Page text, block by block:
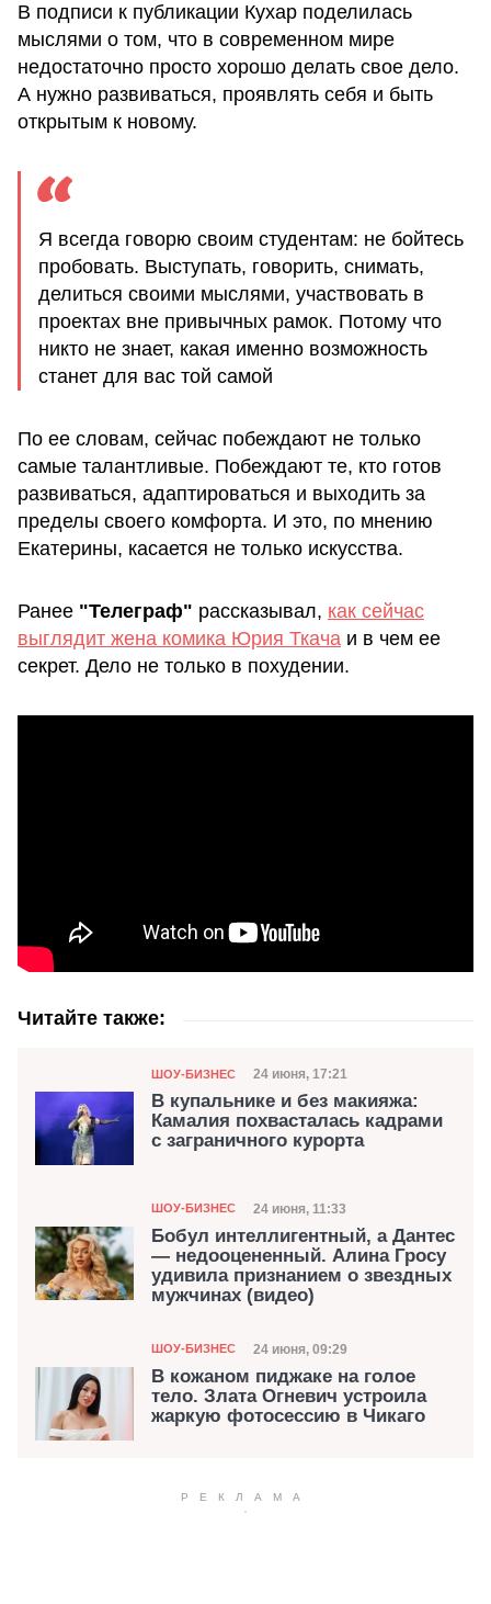
В подписи к публикации Кухар поделилась
мыслями о том, что в современном мире
недостаточно просто хорошо делать свое дело.
А нужно развиваться, проявлять себя и быть
открытым к новому.
Я всегда говорю своим студентам: не бойтесь
пробовать. Выступать, говорить, снимать,
делиться своими мыслями, участвовать в
проектах вне привычных рамок. Потому что
никто не знает, какая именно возможность
станет для вас той самой
По ее словам, сейчас побеждают не только
самые талантливые. Побеждают те, кто готов
развиваться, адаптироваться и выходить за
пределы своего комфорта. И это, по мнению
Екатерины, касается не только искусства.
Ранее "Телеграф" рассказывал, как сейчас
выглядит жена комика Юрия Ткача и в чем ее
секрет. Дело не только в похудении.
Читайте также:
Категория
ШОУ-БИЗНЕС Дата публикации
24 июня, 17:21
В купальнике и без макияжа:
Камалия похвасталась кадрами
с заграничного курорта
Категория
ШОУ-БИЗНЕС Дата публикации
24 июня, 11:33
Бобул интеллигентный, а Дантес
— недооцененный. Алина Гросу
удивила признанием о звездных
мужчинах (видео)
Категория
ШОУ-БИЗНЕС Дата публикации
24 июня, 09:29
В кожаном пиджаке на голое
тело. Злата Огневич устроила
жаркую фотосессию в Чикаго